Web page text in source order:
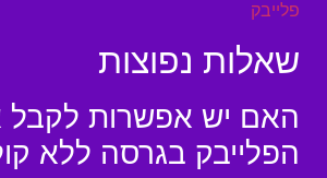
פלייבק
שאלות נפוצות
האם יש אפשרות
הפלייבק בגרסה ללא